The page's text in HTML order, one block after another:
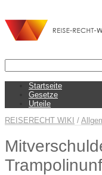
Startseite
Gesetze
Urteile
REISERECHT WIKI /